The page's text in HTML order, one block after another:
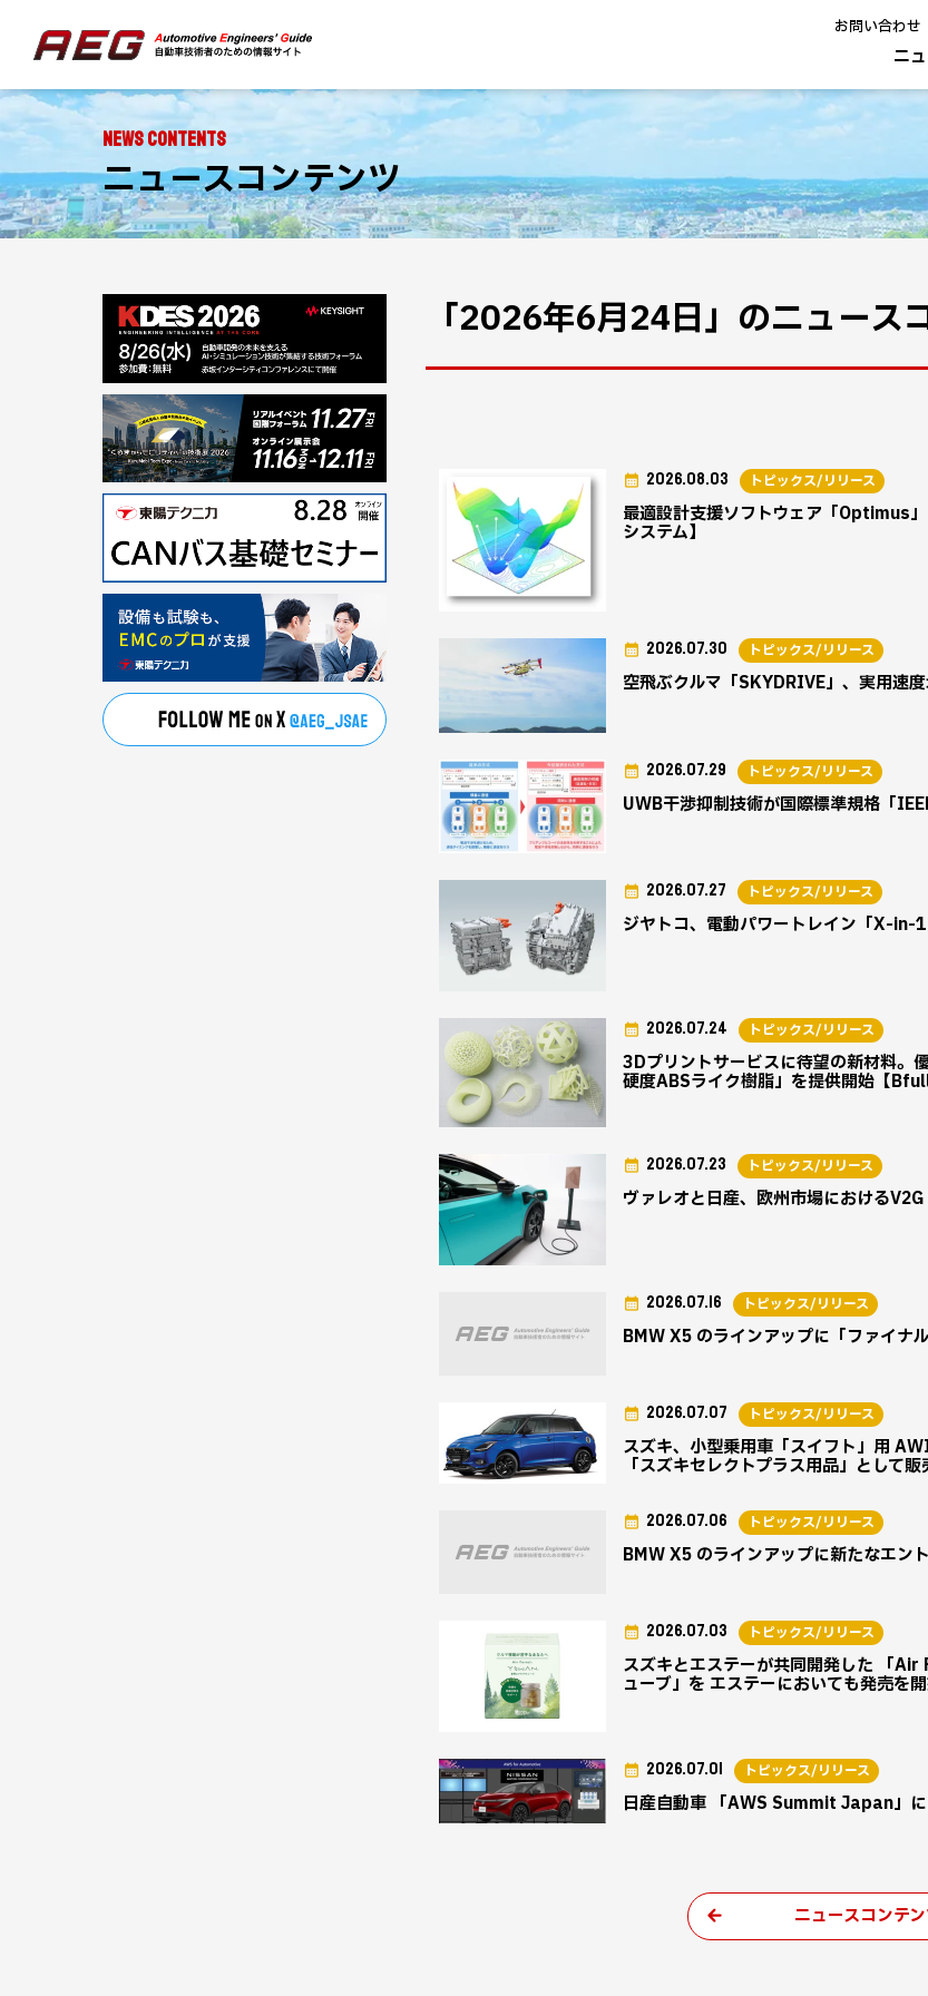
ニ
お問い合わせ
NEWS CONTENTS
ニュースコンテンツ
「2026年6月24日」のニュース
最適設計支援ソフトウェア「Optimus
システム】
2026.08.03 トピックス/リリース
空飛ぶクルマ「SKYDRIVE」、実用速
2026.07.30 トピックス/リリース
UWB干渉抑制技術が国際標準規格「
2026.07.29 トピックス/リリース
ジヤトコ、電動パワートレイン「X-in-
2026.07.27 トピックス/リリース
3Dプリントサービスに待望の新材料。
硬度ABSライク樹脂」を提供開始【Bfull
2026.07.24 トピックス/リリース
ヴァレオと日産、欧州市場における
2026.07.23 トピックス/リリース
BMW X5 のラインアップに「ファイナ
2026.07.16 トピックス/リリース
スズキ、小型乗用車「スイフト」用
「スズキセレクトプラス用品」として販
2026.07.07 トピックス/リリース
BMW X5 のラインアップに新たなエン
2026.07.06 トピックス/リリース
スズキとエステーが共同開発した 「
ューブ」を エステーにおいても発売を
2026.07.03 トピックス/リリース
日産自動車 「AWS Summit Japan」
2026.07.01 トピックス/リリース
ニュースコンテ